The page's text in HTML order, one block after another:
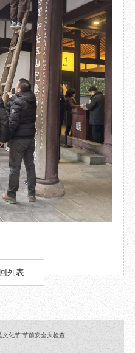
列表
化节”节前安全大检查